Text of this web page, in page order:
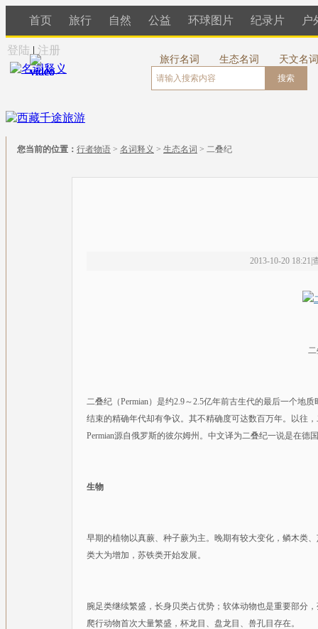
首页 旅行 自然 公益 环球图片 纪录片 户
登陆 | 注册
旅行名词 生态名词 天文名词
搜索
您当前的位置： 行者物语 > 名词释义 > 生态名词 > 二叠纪
2013-10-20 18:21
二叠纪（Permian）是约2.9～2.5亿年前古生代的最后一个地
结束的精确年代却有争议。其不精确度可达数百万年。以往
Permian源自俄罗斯的彼尔姆州。中文译为二叠纪一说是在
生物
早期的植物以真蕨、种子蕨为主。晚期有较大变化，鳞木类
类大为增加，苏铁类开始发展。
腕足类继续繁盛，长身贝类占优势；软体动物也是重要部分
爬行动物首次大量繁盛，杯龙目、盘龙目、兽孔目存在。